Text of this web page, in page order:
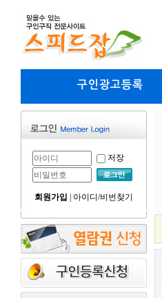
구인광고등록
저장
회원가입 아이디/비번찾기